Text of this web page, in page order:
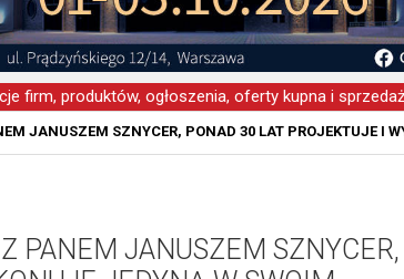
firm, produktów, ogłoszenia, oferty kupna i
JANUSZEM SZNYCER, PONAD 30 LAT PROJEKTUJE I
PANEM JANUSZEM SZNYCER,